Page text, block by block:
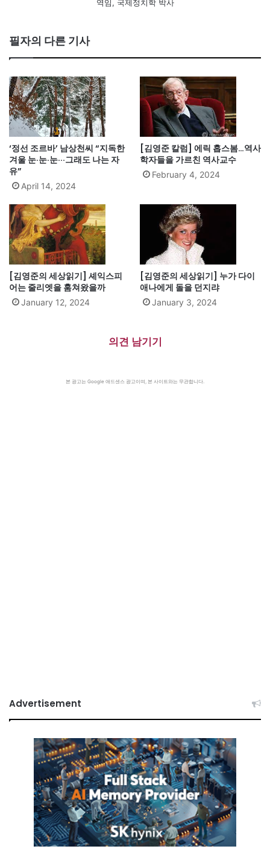
역임, 국제정치학 박사
필자의 다른 기사
‘정선 조르바’ 남상천씨 “지독한
겨울 눈·눈·눈···그래도 나는 자
유”
April 14, 2024
[김영준 칼럼] 에릭 홉스봄…역사
학자들을 가르친 역사교수
February 4, 2024
[김영준의 세상읽기] 셰익스피
어는 줄리엣을 훔쳐왔을까
January 12, 2024
[김영준의 세상읽기] 누가 다이
애나에게 돌을 던지랴
January 3, 2024
의견 남기기
본 광고는 Google 애드센스 광고이며, 본 사이트와는 무관합니다.
Advertisement